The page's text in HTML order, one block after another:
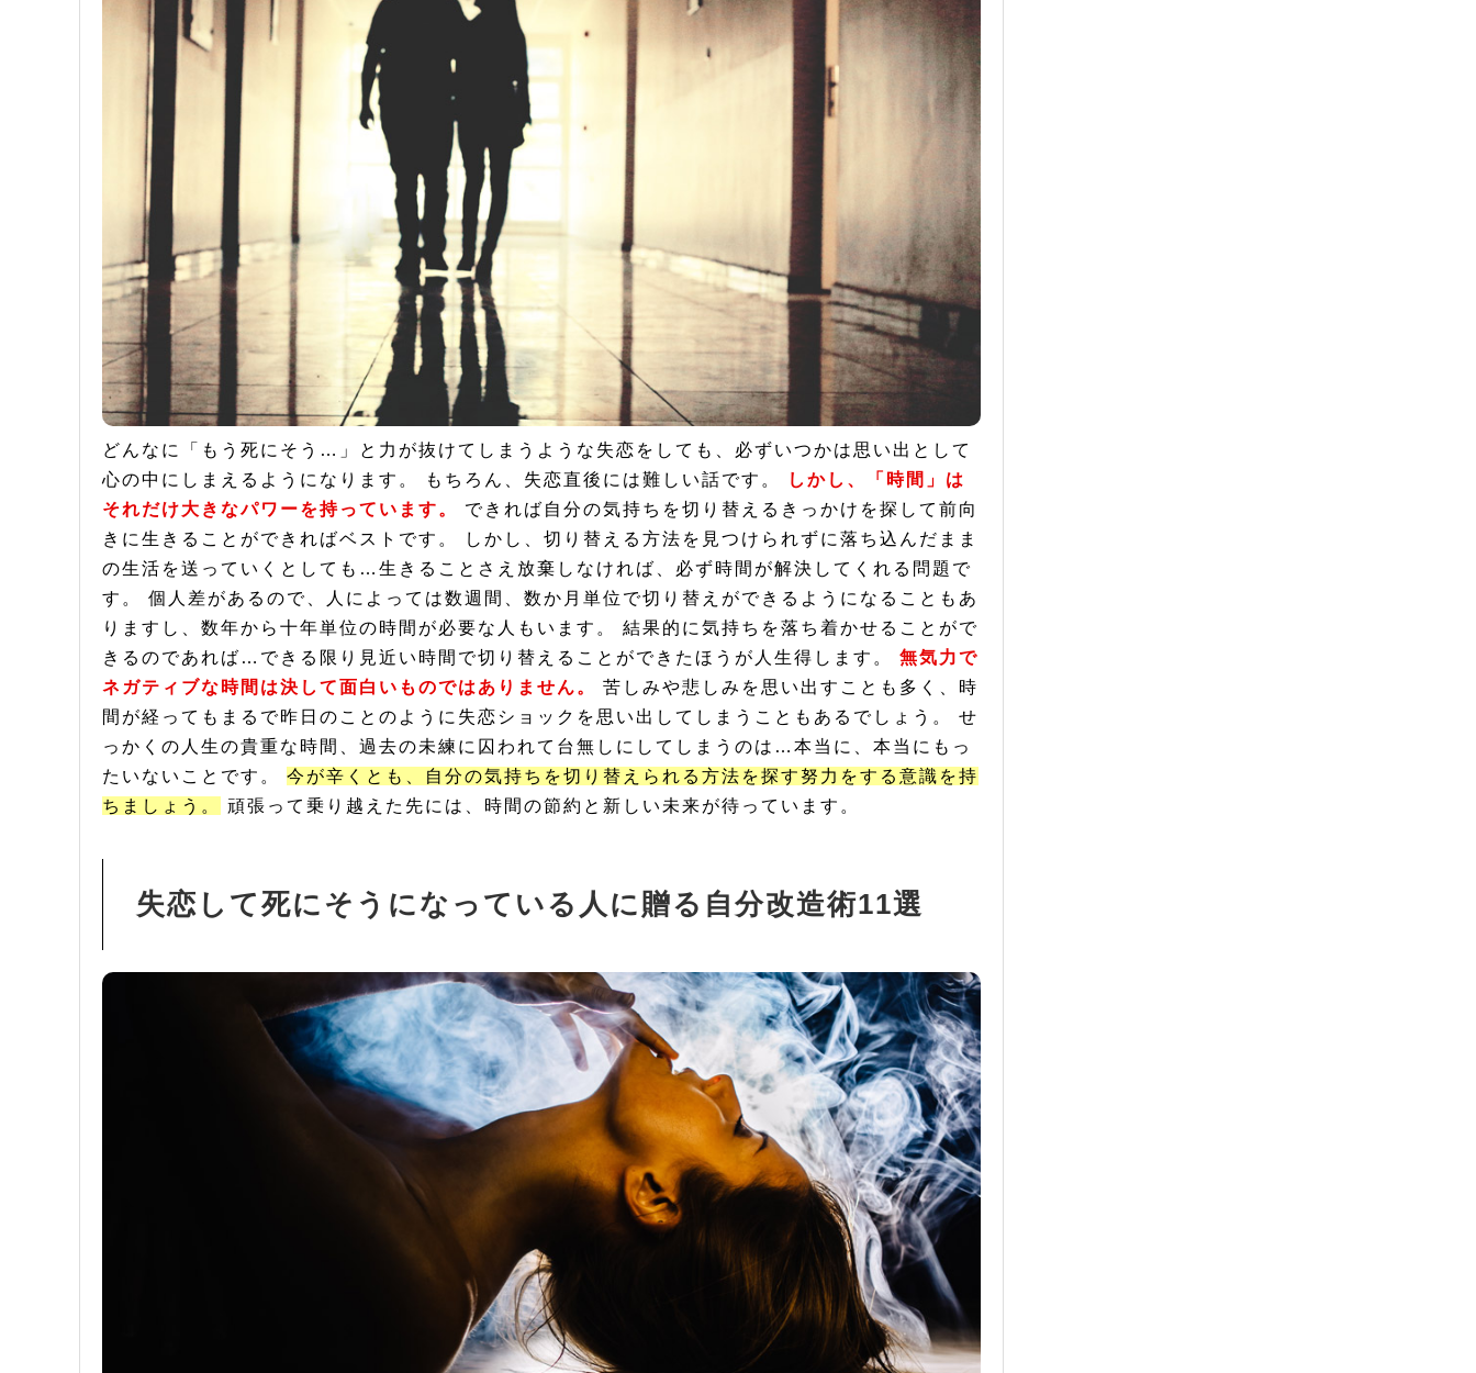
どんなに「もう死にそう…」と力が抜けてしまうような失恋をしても、必ずいつかは思い出として
心の中にしまえるようになります。 もちろん、失恋直後には難しい話です。
しかし、「時間」は
それだけ大きなパワーを持っています。
できれば自分の気持ちを切り替えるきっかけを探して前向
きに生きることができればベストです。 しかし、切り替える方法を見つけられずに落ち込んだまま
の生活を送っていくとしても…生きることさえ放棄しなければ、必ず時間が解決してくれる問題で
す。 個人差があるので、人によっては数週間、数か月単位で切り替えができるようになることもあ
りますし、数年から十年単位の時間が必要な人もいます。 結果的に気持ちを落ち着かせることがで
きるのであれば…できる限り見近い時間で切り替えることができたほうが人生得します。 無気力で
ネガティブな時間は決して面白いものではありません。
苦しみや悲しみを思い出すことも多く、時
間が経ってもまるで昨日のことのように失恋ショックを思い出してしまうこともあるでしょう。 せ
っかくの人生の貴重な時間、過去の未練に囚われて台無しにしてしまうのは…本当に、本当にもっ
たいないことです。 今が辛くとも、自分の気持ちを切り替えられる方法を探す努力をする意識を持
ちましょう。
頑張って乗り越えた先には、時間の節約と新しい未来が待っています。
失恋して死にそうになっている人に贈る自分改造術11選